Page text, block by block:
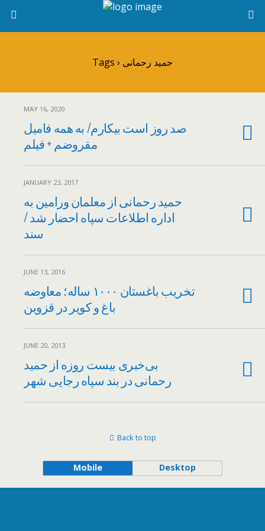
Tags › حمید رحمانی
MAY 16, 2020
صد روز است بیکارم/ به همه فامیل
مقروضم + فیلم
JANUARY 23, 2017
حمید رحمانی از معلمان ورامین به
اداره اطلاعات سپاه احضار شد /
سند
JUNE 13, 2016
تخریب باغستان ۱۰۰۰ ساله؛ معاوضه
باغ و کویر در قزوین
JUNE 20, 2013
بی‌خبری بیست روزه از حمید
رحمانی در بند سپاه رجایی شهر
Back to top
Mobile Desktop